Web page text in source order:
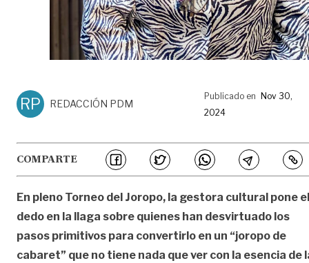
RP REDACCIÓN PDM
Publicado en Nov 30,
2024
COMPARTE
En pleno Torneo del Joropo, la gestora cultural pone el
dedo en la llaga sobre quienes han desvirtuado los
pasos primitivos para convertirlo en un “joropo de
cabaret” que no tiene nada que ver con la esencia de